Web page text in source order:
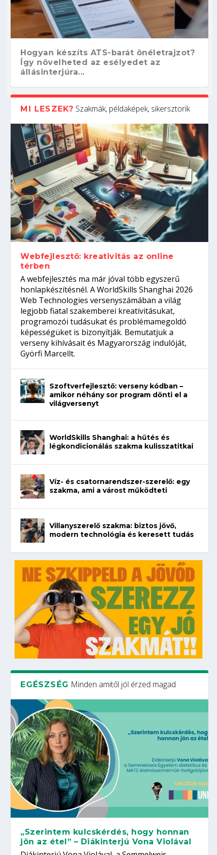
Hogyan készíts ATS-barát önéletrajzot?
Így növelheted az esélyedet az
állásinterjúra...
Kitalálod, mire használják ezeket a
gépeket?
Nem sikerült az egyetemi felvételi?
Tanulj szakmát!
Szoftverfejlesztő: verseny kódban –
amikor néhány sor program dönti el a
világversenyt...
Digitális detox – hogyan kapcsolódj ki
telefon nélkül?
MI LESZEK? Szakmák, példaképek, sikersztorik
Webfejlesztő: kreativitás az online
térben
A webfejlesztés ma már jóval több egyszerű
honlapkészítésnél. A WorldSkills Shanghai 2026
Web Technologies versenyszámában a világ
legjobb fiatal szakemberei kreativitásukat,
programozói tudásukat és problémamegoldó
képességüket is bizonyítják. Bemutatjuk a
verseny kihívásait és Magyarország indulóját,
Györfi Marcellt.
Szoftverfejlesztő: verseny kódban –
amikor néhány sor program dönti el a
világversenyt
WorldSkills Shanghai: a hűtés és
légkondicionálás szakma kulisszatitkai
Víz- és csatornarendszer-szerelő: egy
szakma, ami a várost működteti
Villanyszerelő szakma: biztos jövő,
modern technológia és keresett tudás
EGÉSZSÉG Minden amitől jól érzed magad
„Szerintem kulcskérdés, hogy honnan
jön az étel” – Diákinterjú Vona Violával